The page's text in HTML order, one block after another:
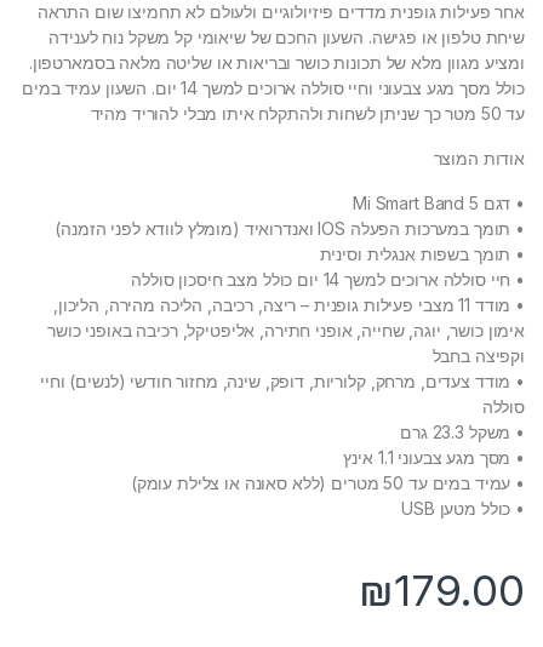
אחר פעילות גופנית מדדים פיזיולוגיים ולעולם לא תחמיצו שום התראה
שיחת טלפון או פגישה. השעון החכם של שיאומי קל משקל נוח לענידה
ומציע מגוון מלא של תכונות כושר ובריאות או שליטה מלאה בסמארטפון.
כולל מסך מגע צבעוני וחיי סוללה ארוכים למשך 14 יום. השעון עמיד במים
עד 50 מטר כך שניתן לשחות ולהתקלח איתו מבלי להוריד מהיד
אודות המוצר
• דגם Mi Smart Band 5
• תומך במערכות הפעלה IOS ואנדרואיד (מומלץ לוודא לפני הזמנה)
• תומך בשפות אנגלית וסינית
• חיי סוללה ארוכים למשך 14 יום כולל מצב חיסכון סוללה
• מודד 11 מצבי פעילות גופנית – ריצה, רכיבה, הליכה מהירה, הליכון,
אימון כושר, יוגה, שחייה, אופני חתירה, אליפטיקל, רכיבה באופני כושר
וקפיצה בחבל
• מודד צעדים, מרחק, קלוריות, דופק, שינה, מחזור חודשי (לנשים) וחיי
סוללה
• משקל 23.3 גרם
• מסך מגע צבעוני 1.1 אינץ
• עמיד במים עד 50 מטרים (ללא סאונה או צלילת עומק)
• כולל מטען USB
₪179.00